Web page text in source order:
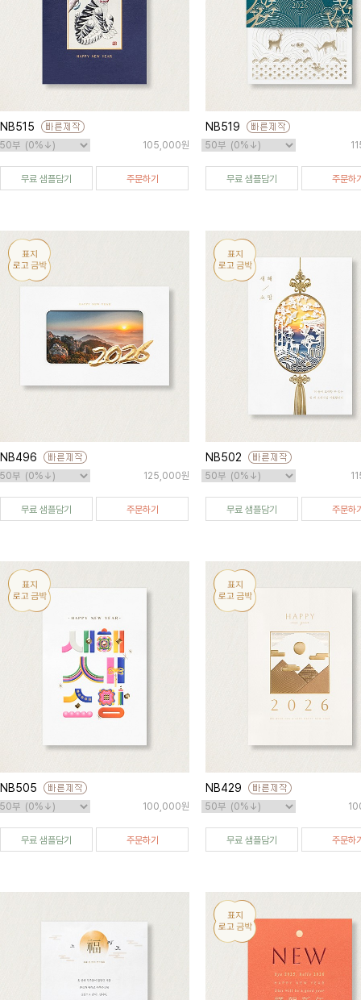
NB515
105,000원
무료 샘플담기 주문하기
NB519
무료 샘플담기 주문하
NB496
125,000원
무료 샘플담기 주문하기
NB502
무료 샘플담기 주문하
NB505
100,000원
무료 샘플담기 주문하기
NB429
무료 샘플담기 주문하